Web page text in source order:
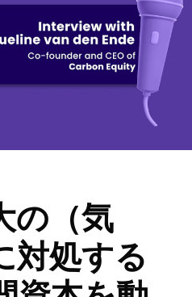
の（気
対処する